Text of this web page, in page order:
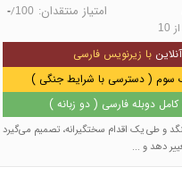
امتیاز منتقدان: -/100
10
با زیرنویس فارسی
سوم ( دسترسی با شرایط جنگی )
دوبله فارسی ( دو زبانه )
و طی یک اقدام سختگیرانه، تصمیم می‌گیرد
دهد و ...